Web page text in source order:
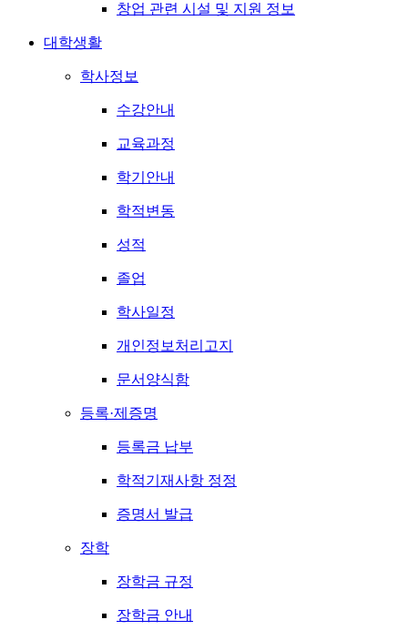
창업 관련 시설 및 지원 정보
대학생활
학사정보
수강안내
교육과정
학기안내
학적변동
성적
졸업
학사일정
개인정보처리고지
문서양식함
등록·제증명
등록금 납부
학적기재사항 정정
증명서 발급
장학
장학금 규정
장학금 안내